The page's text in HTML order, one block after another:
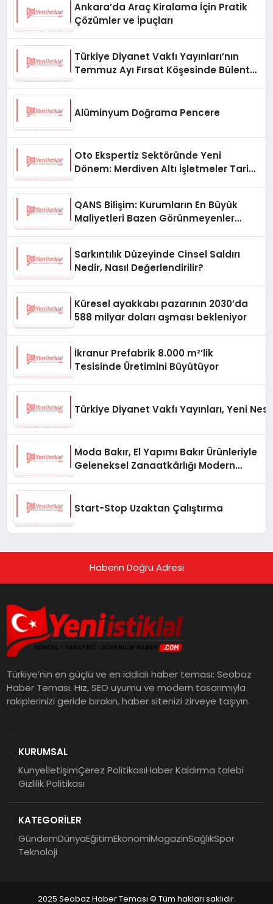
Ankara’da Araç Kiralama İçin Pratik
Çözümler ve İpuçları
Türkiye Diyanet Vakfı Yayınları’nın
Temmuz Ayı Fırsat Köşesinde Bülent
Alüminyum Doğrama Pencere
Oto Ekspertiz Sektöründe Yeni
Dönem: Merdiven Altı İşletmeler Tarih
QANS Bilişim: Kurumların En Büyük
Maliyetleri Bazen Görünmeyenler
Sarkıntılık Düzeyinde Cinsel Saldırı
Nedir, Nasıl Değerlendirilir?
Küresel ayakkabı pazarının 2030’da
588 milyar doları aşması bekleniyor
İkranur Prefabrik 8.000 m²’lik
Tesisinde Üretimini Büyütüyor
Türkiye Diyanet Vakfı Yayınları, Yeni
Moda Bakır, El Yapımı Bakır Ürünleriyle
Geleneksel Zanaatkârlığı Modern
Start-Stop Uzaktan Çalıştırma
Haberin Doğru Adresi
Türkiye’nin en güçlü ve en iddialı haber teması: Seobaz
Haber Teması. Hız, SEO uyumu ve modern tasarımıyla
rakiplerinizi geride bırakın, haber sitenizi zirveye taşıyın.
KURUMSAL
KünyeİletişimÇerez PolitikasıHaber Kaldırma talebi
Gizlilik Politikası
KATEGORİLER
GündemDünyaEğitimEkonomiMagazinSağlıkSpor
Teknoloji
2025 Seobaz Haber Teması © Tüm hakları saklıdır.